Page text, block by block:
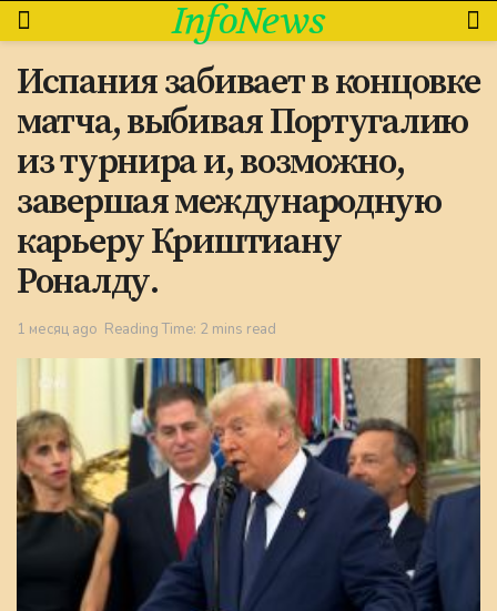
InfoNews
Испания забивает в концовке
матча, выбивая Португалию
из турнира и, возможно,
завершая международную
карьеру Криштиану
Роналду.
1 месяц ago Reading Time: 2 mins read